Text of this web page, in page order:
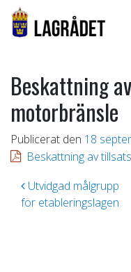
Beskattning
motorbränsle
Publicerat den 18
Beskattning av
Inläggsnavigering
Utvidgad målgrupp
för etableringslagen